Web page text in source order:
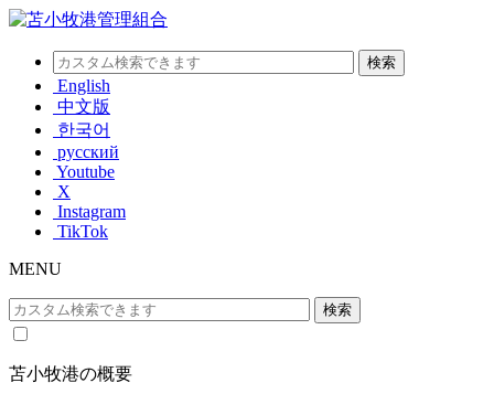
English
中文版
한국어
русский
Youtube
X
Instagram
TikTok
MENU
苫小牧港の概要